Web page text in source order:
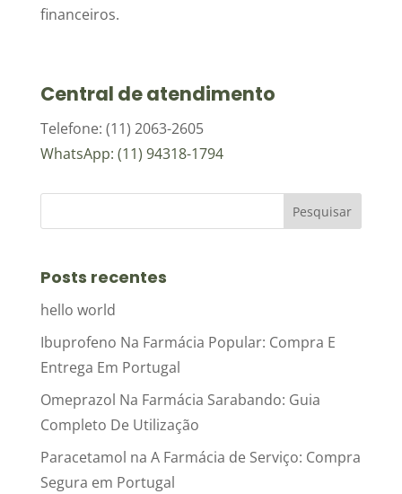
financeiros.
Central de atendimento
Telefone: (11) 2063-2605
WhatsApp: (11) 94318-1794
Posts recentes
hello world
Ibuprofeno Na Farmácia Popular: Compra E
Entrega Em Portugal
Omeprazol Na Farmácia Sarabando: Guia
Completo De Utilização
Paracetamol na A Farmácia de Serviço: Compra
Segura em Portugal